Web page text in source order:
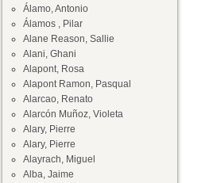
Álamo, Antonio
Álamos , Pilar
Alane Reason, Sallie
Alani, Ghani
Alapont, Rosa
Alapont Ramon, Pasqual
Alarcao, Renato
Alarcón Muñoz, Violeta
Alary, Pierre
Alary, Pierre
Alayrach, Miguel
Alba, Jaime